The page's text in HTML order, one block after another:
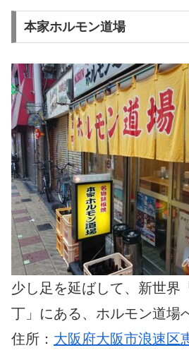
本家ホルモン道場
少し足を延ばして、新世界
丁」にある、ホルモン道場
住所： 大阪府大阪市浪速区